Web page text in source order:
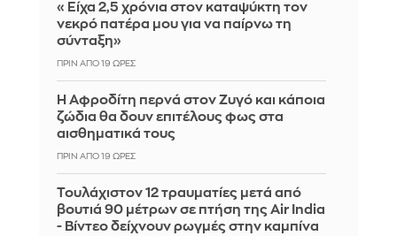
«Είχα 2,5 χρόνια στον καταψύκτη τον
νεκρό πατέρα μου για να παίρνω τη
σύνταξη»
ΠΡΙΝ ΑΠΌ 19 ΏΡΕΣ
Η Αφροδίτη περνά στον Ζυγό και κάποια
ζώδια θα δουν επιτέλους φως στα
αισθηματικά τους
ΠΡΙΝ ΑΠΌ 19 ΏΡΕΣ
Τουλάχιστον 12 τραυματίες μετά από
βουτιά 90 μέτρων σε πτήση της Air India
- Βίντεο δείχνουν ρωγμές στην καμπίνα